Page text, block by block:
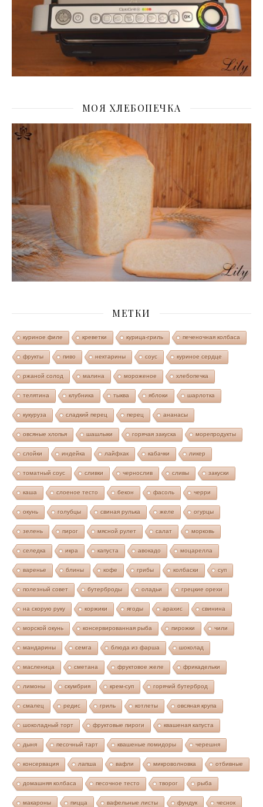
МОЯ ХЛЕБОПЕЧКА
МЕТКИ
куриное филе креветки курица-гриль печеночная колбаса
фрукты пиво нектарины соус куриное сердце
ржаной солод малина мороженое хлебопечка
телятина клубника тыква яблоки шарлотка
кукуруза сладкий перец перец ананасы
овсяные хлопья шашлыки горячая закуска морепродукты
слойки индейка лайфхак кабачки ликер
томатный соус сливки чернослив сливы закуски
каша слоеное тесто бекон фасоль черри
окунь голубцы свиная рулька желе огурцы
зелень пирог мясной рулет салат морковь
селедка икра капуста авокадо моцарелла
варенье блины кофе грибы колбаски суп
полезный совет бутерброды оладьи грецкие орехи
на скорую руку коржики ягоды арахис свинина
морской окунь консервированная рыба пирожки чили
мандарины семга блюда из фарша шоколад
масленица сметана фруктовое желе фрикадельки
лимоны скумбрия крем-суп горячий бутерброд
смалец редис гриль котлеты овсяная крупа
шоколадный торт фруктовые пироги квашеная капуста
дыня песочный тарт квашеные помидоры черешня
консервация лапша вафли микроволновка отбивные
домашняя колбаса песочное тесто творог рыба
макароны пицца вафельные листы фундук чеснок